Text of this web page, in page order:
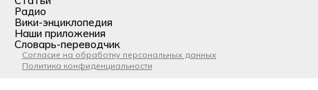
Радио
Вики-энциклопедия
Наши приложения
Словарь-переводчик
Согласие на обработку персональных данных
Политика конфиденциальности